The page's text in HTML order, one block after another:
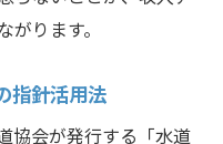
ります。
指針活用法
協会が発行する「水道